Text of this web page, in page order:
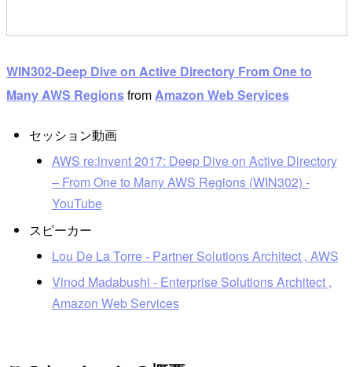
WIN302-Deep Dive on Active Directory From One to
Many AWS Regionsfrom Amazon Web Services
セッション動画
AWS re:invent 2017: Deep Dive on Active Directory
– From One to Many AWS Regions (WIN302) -
YouTube
スピーカー
Lou De La Torre - Partner Solutions Architect , AWS
Vinod Madabushi - Enterprise Solutions Architect ,
Amazon Web Services